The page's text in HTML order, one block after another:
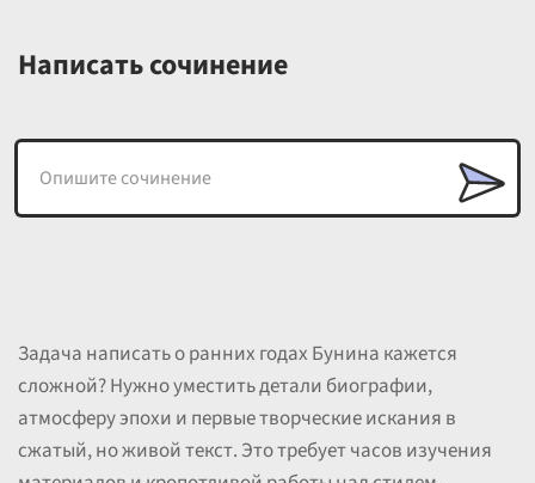
Написать сочинение
Задача написать о ранних годах Бунина кажется
сложной? Нужно уместить детали биографии,
атмосферу эпохи и первые творческие искания в
сжатый, но живой текст. Это требует часов изучения